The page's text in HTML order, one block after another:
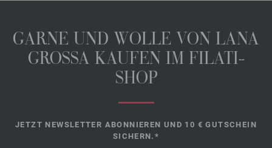
GARNE UND WOLLE VON LANA
GROSSA KAUFEN IM FILATI-
SHOP
JETZT NEWSLETTER ABONNIEREN UND 10 € GUTSCHEIN
SICHERN.*